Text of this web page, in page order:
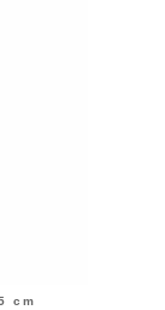
cm